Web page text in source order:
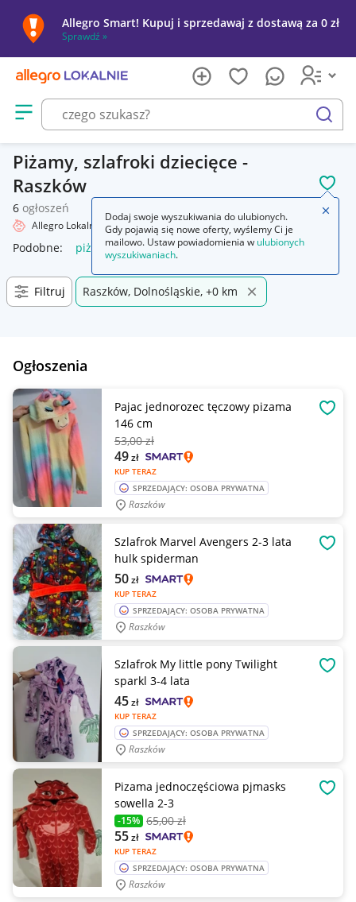
Allegro Smart! Kupuj i sprzedawaj z dostawą za 0 zł
Sprawdź »
Otwórz menu z kategoriami
szukaj
Piżamy, szlafroki dziecięce -
Raszków
6 ogłoszeń
Allegro Lokalnie Dziecko Odzież Piżamy, szlafroki
Podobne: piżama damska ze szlafrokiem piżamy szlafroki
Filtruj Raszków, Dolnośląskie, +0 km
Ogłoszenia
Pajac jednorozec tęczowy pizama
146 cm
53,00 zł
KUP TERAZ
49zł
SPRZEDAJĄCY: OSOBA PRYWATNA
Raszków
Szlafrok Marvel Avengers 2-3 lata
hulk spiderman
KUP TERAZ
50zł
SPRZEDAJĄCY: OSOBA PRYWATNA
Raszków
Szlafrok My little pony Twilight
sparkl 3-4 lata
KUP TERAZ
45zł
SPRZEDAJĄCY: OSOBA PRYWATNA
Raszków
Pizama jednoczęściowa pjmasks
sowella 2-3
-15% 65,00 zł
KUP TERAZ
55zł
SPRZEDAJĄCY: OSOBA PRYWATNA
Raszków
Dodaj swoje wyszukiwania do ulubionych.
Gdy pojawią się nowe oferty, wyślemy Ci je
mailowo. Ustaw powiadomienia w ulubionych
wyszukiwaniach.